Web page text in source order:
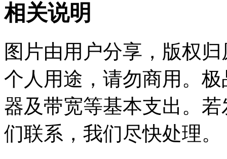
相关说明
图片由用户分享，版权
个人用途，请勿商用。
器及带宽等基本支出。
们联系，我们尽快处理。